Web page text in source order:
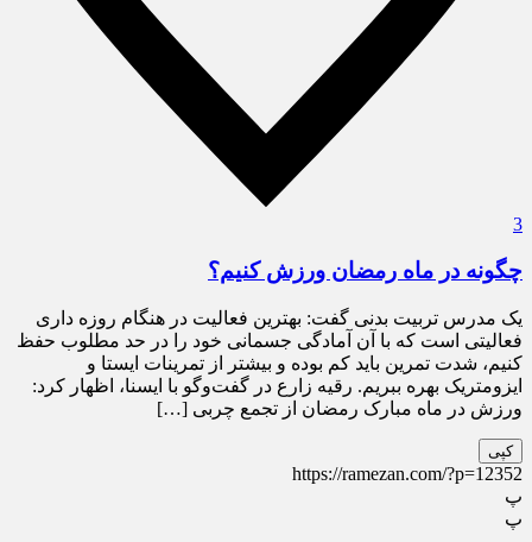
3
چگونه در ماه رمضان ورزش کنیم؟
یک مدرس تربیت بدنی گفت: بهترین فعالیت در هنگام روزه داری
فعالیتی است که با آن آمادگی جسمانی خود را در حد مطلوب حفظ
کنیم، شدت تمرین باید کم بوده و بیشتر از تمرینات ایستا و
ایزومتریک بهره ببریم. رقیه زارع در گفت‌وگو با ایسنا، اظهار کرد:
ورزش در ماه مبارک رمضان از تجمع چربی […]
کپی
https://ramezan.com/?p=12352
پ
پ